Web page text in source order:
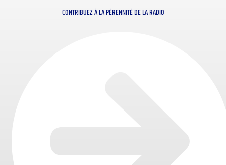
CONTRIBUEZ À LA PÉRENNITÉ DE LA RADIO